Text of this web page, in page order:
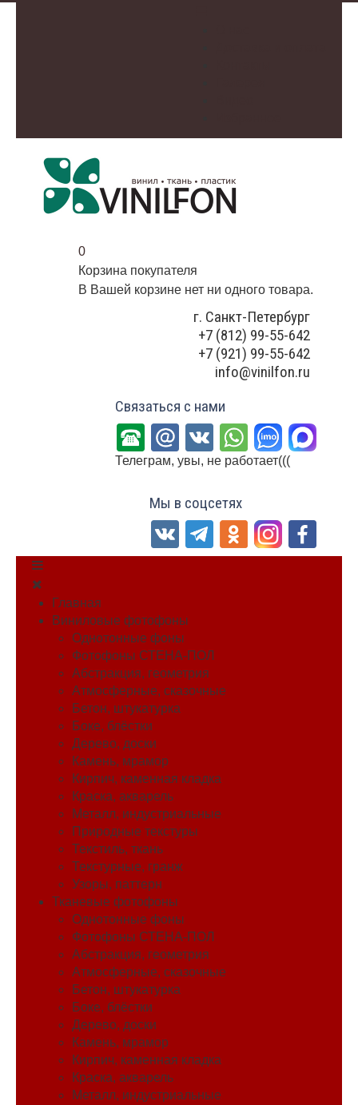
0
Корзина покупателя
В Вашей корзине нет ни одного товара.
г. Санкт-Петербург
+7 (812) 99-55-642
+7 (921) 99-55-642
info@vinilfon.ru
Связаться с нами
Телеграм, увы, не работает(((
Мы в соцсетях
Главная
Виниловые фотофоны
Однотонные фоны
Фотофоны СТЕНА-ПОЛ
Абстракция, геометрия
Атмосферные, сказочные
Бетон, штукатурка
Боке, блёстки
Дерево, доски
Камень, мрамор
Кирпич, каменная кладка
Краска, акварель
Металл, индустриальные
Природные текстуры
Текстиль, ткань
Текстурные, гранж
Узоры, паттерн
Тканевые фотофоны
Однотонные фоны
Фотофоны СТЕНА-ПОЛ
Абстракция, геометрия
Атмосферные, сказочные
Бетон, штукатурка
Боке, блёстки
Дерево, доски
Камень, мрамор
Кирпич, каменная кладка
Краска, акварель
Металл, индустриальные